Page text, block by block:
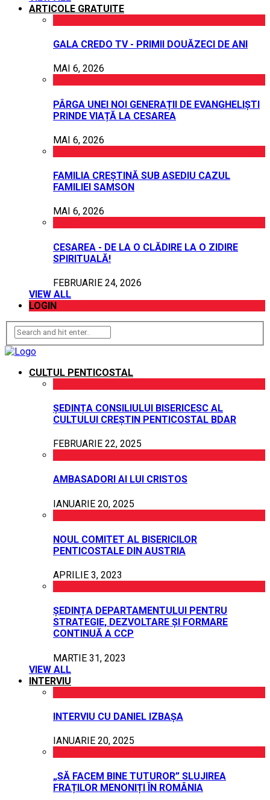
ARTICOLE GRATUITE
GALA CREDO TV - PRIMII DOUĂZECI DE ANI
MAI 6, 2026
PÂRGA UNEI NOI GENERAȚII DE EVANGHELIȘTI
PRINDE VIAȚĂ LA CESAREA
MAI 6, 2026
FAMILIA CREȘTINĂ SUB ASEDIU CAZUL
FAMILIEI SAMSON
MAI 6, 2026
CESAREA - DE LA O CLĂDIRE LA O ZIDIRE
SPIRITUALĂ!
FEBRUARIE 24, 2026
VIEW ALL
LOGIN
CULTUL PENTICOSTAL
ȘEDINȚA CONSILIULUI BISERICESC AL
CULTULUI CREȘTIN PENTICOSTAL BDAR
FEBRUARIE 22, 2025
AMBASADORI AI LUI CRISTOS
IANUARIE 20, 2025
NOUL COMITET AL BISERICILOR
PENTICOSTALE DIN AUSTRIA
APRILIE 3, 2023
ȘEDINȚA DEPARTAMENTULUI PENTRU
STRATEGIE, DEZVOLTARE ȘI FORMARE
CONTINUĂ A CCP
MARTIE 31, 2023
VIEW ALL
INTERVIU
INTERVIU CU DANIEL IZBAȘA
IANUARIE 20, 2025
„SĂ FACEM BINE TUTUROR” SLUJIREA
FRAȚILOR MENONIȚI ÎN ROMÂNIA